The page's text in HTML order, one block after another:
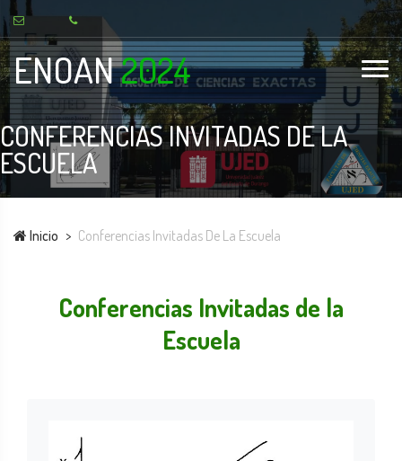
ENOAN2024
CONFERENCIAS INVITADAS DE LA
ESCUELA
Inicio Conferencias Invitadas De La Escuela
Conferencias Invitadas de la
Escuela